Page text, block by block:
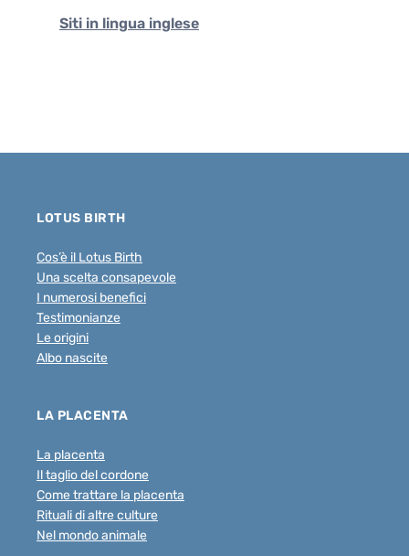
Siti in lingua inglese
LOTUS BIRTH
Cos’è il Lotus Birth
Una scelta consapevole
I numerosi benefici
Testimonianze
Le origini
Albo nascite
LA PLACENTA
La placenta
Il taglio del cordone
Come trattare la placenta
Rituali di altre culture
Nel mondo animale